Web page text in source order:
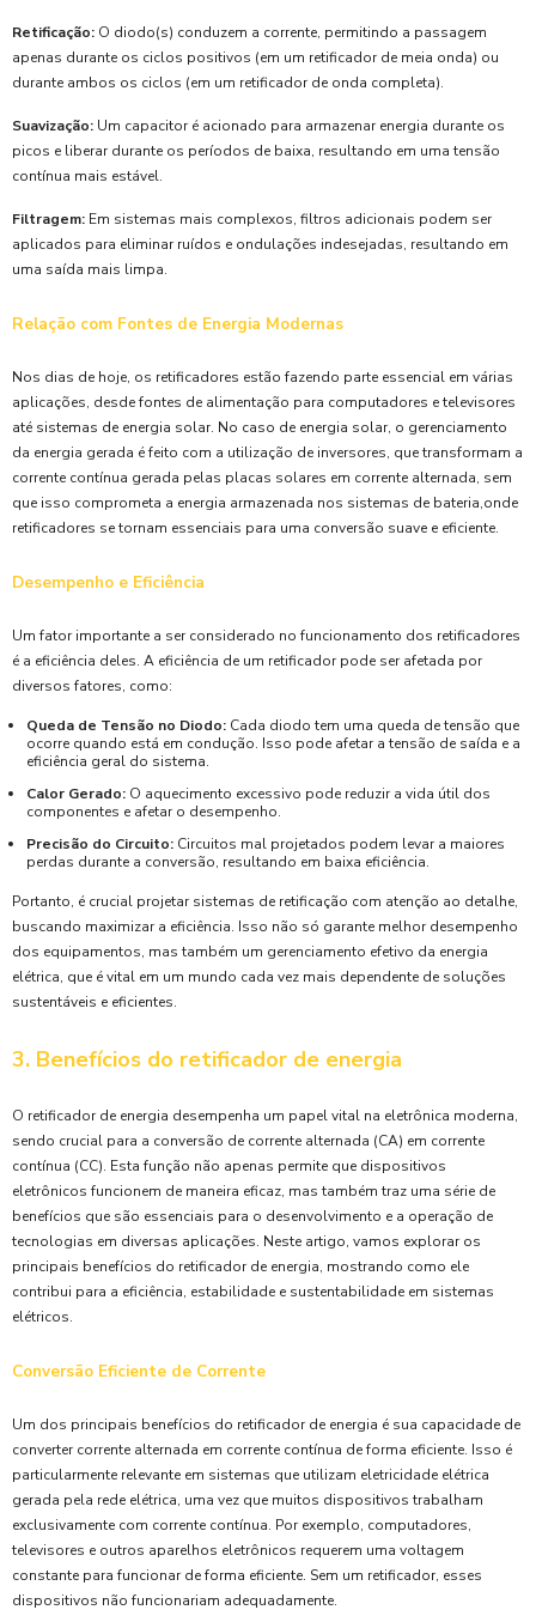
Retificação: O diodo(s) conduzem a corrente, permitindo a passagem
apenas durante os ciclos positivos (em um retificador de meia onda) ou
durante ambos os ciclos (em um retificador de onda completa).
Suavização: Um capacitor é acionado para armazenar energia durante os
picos e liberar durante os períodos de baixa, resultando em uma tensão
contínua mais estável.
Filtragem: Em sistemas mais complexos, filtros adicionais podem ser
aplicados para eliminar ruídos e ondulações indesejadas, resultando em
uma saída mais limpa.
Relação com Fontes de Energia Modernas
Nos dias de hoje, os retificadores estão fazendo parte essencial em várias
aplicações, desde fontes de alimentação para computadores e televisores
até sistemas de energia solar. No caso de energia solar, o gerenciamento
da energia gerada é feito com a utilização de inversores, que transformam a
corrente contínua gerada pelas placas solares em corrente alternada, sem
que isso comprometa a energia armazenada nos sistemas de bateria,onde
retificadores se tornam essenciais para uma conversão suave e eficiente.
Desempenho e Eficiência
Um fator importante a ser considerado no funcionamento dos retificadores
é a eficiência deles. A eficiência de um retificador pode ser afetada por
diversos fatores, como:
Queda de Tensão no Diodo: Cada diodo tem uma queda de tensão que
ocorre quando está em condução. Isso pode afetar a tensão de saída e a
eficiência geral do sistema.
Calor Gerado: O aquecimento excessivo pode reduzir a vida útil dos
componentes e afetar o desempenho.
Precisão do Circuito: Circuitos mal projetados podem levar a maiores
perdas durante a conversão, resultando em baixa eficiência.
Portanto, é crucial projetar sistemas de retificação com atenção ao detalhe,
buscando maximizar a eficiência. Isso não só garante melhor desempenho
dos equipamentos, mas também um gerenciamento efetivo da energia
elétrica, que é vital em um mundo cada vez mais dependente de soluções
sustentáveis e eficientes.
3. Benefícios do retificador de energia
O retificador de energia desempenha um papel vital na eletrônica moderna,
sendo crucial para a conversão de corrente alternada (CA) em corrente
contínua (CC). Esta função não apenas permite que dispositivos
eletrônicos funcionem de maneira eficaz, mas também traz uma série de
benefícios que são essenciais para o desenvolvimento e a operação de
tecnologias em diversas aplicações. Neste artigo, vamos explorar os
principais benefícios do retificador de energia, mostrando como ele
contribui para a eficiência, estabilidade e sustentabilidade em sistemas
elétricos.
Conversão Eficiente de Corrente
Um dos principais benefícios do retificador de energia é sua capacidade de
converter corrente alternada em corrente contínua de forma eficiente. Isso é
particularmente relevante em sistemas que utilizam eletricidade elétrica
gerada pela rede elétrica, uma vez que muitos dispositivos trabalham
exclusivamente com corrente contínua. Por exemplo, computadores,
televisores e outros aparelhos eletrônicos requerem uma voltagem
constante para funcionar de forma eficiente. Sem um retificador, esses
dispositivos não funcionariam adequadamente.